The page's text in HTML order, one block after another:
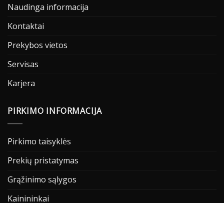
Naudinga informacija
Kontaktai
Prekybos vietos
Servisas
Karjera
PIRKIMO INFORMACIJA
Pirkimo taisyklės
Prekių pristatymas
Grąžinimo sąlygos
Kainininkai